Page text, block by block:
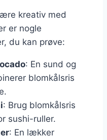
kreativ med
er nogle
du kan prøve:
: En sund og
blomkålsris
: Brug blomkålsris
sushi-ruller.
: En lækker